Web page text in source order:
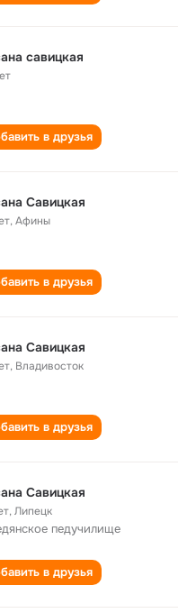
савицкая
в друзья
Савицкая
,Афины
в друзья
Савицкая
, Владивосток
в друзья
Савицкая
,Липецк
педучилище
в друзья